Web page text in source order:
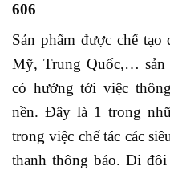
606
Sản phẩm được chế
Mỹ, Trung Quốc,…
có hướng tới việc
nền. Đây là 1 trong
trong việc chế tác các
thanh thông báo. Đi